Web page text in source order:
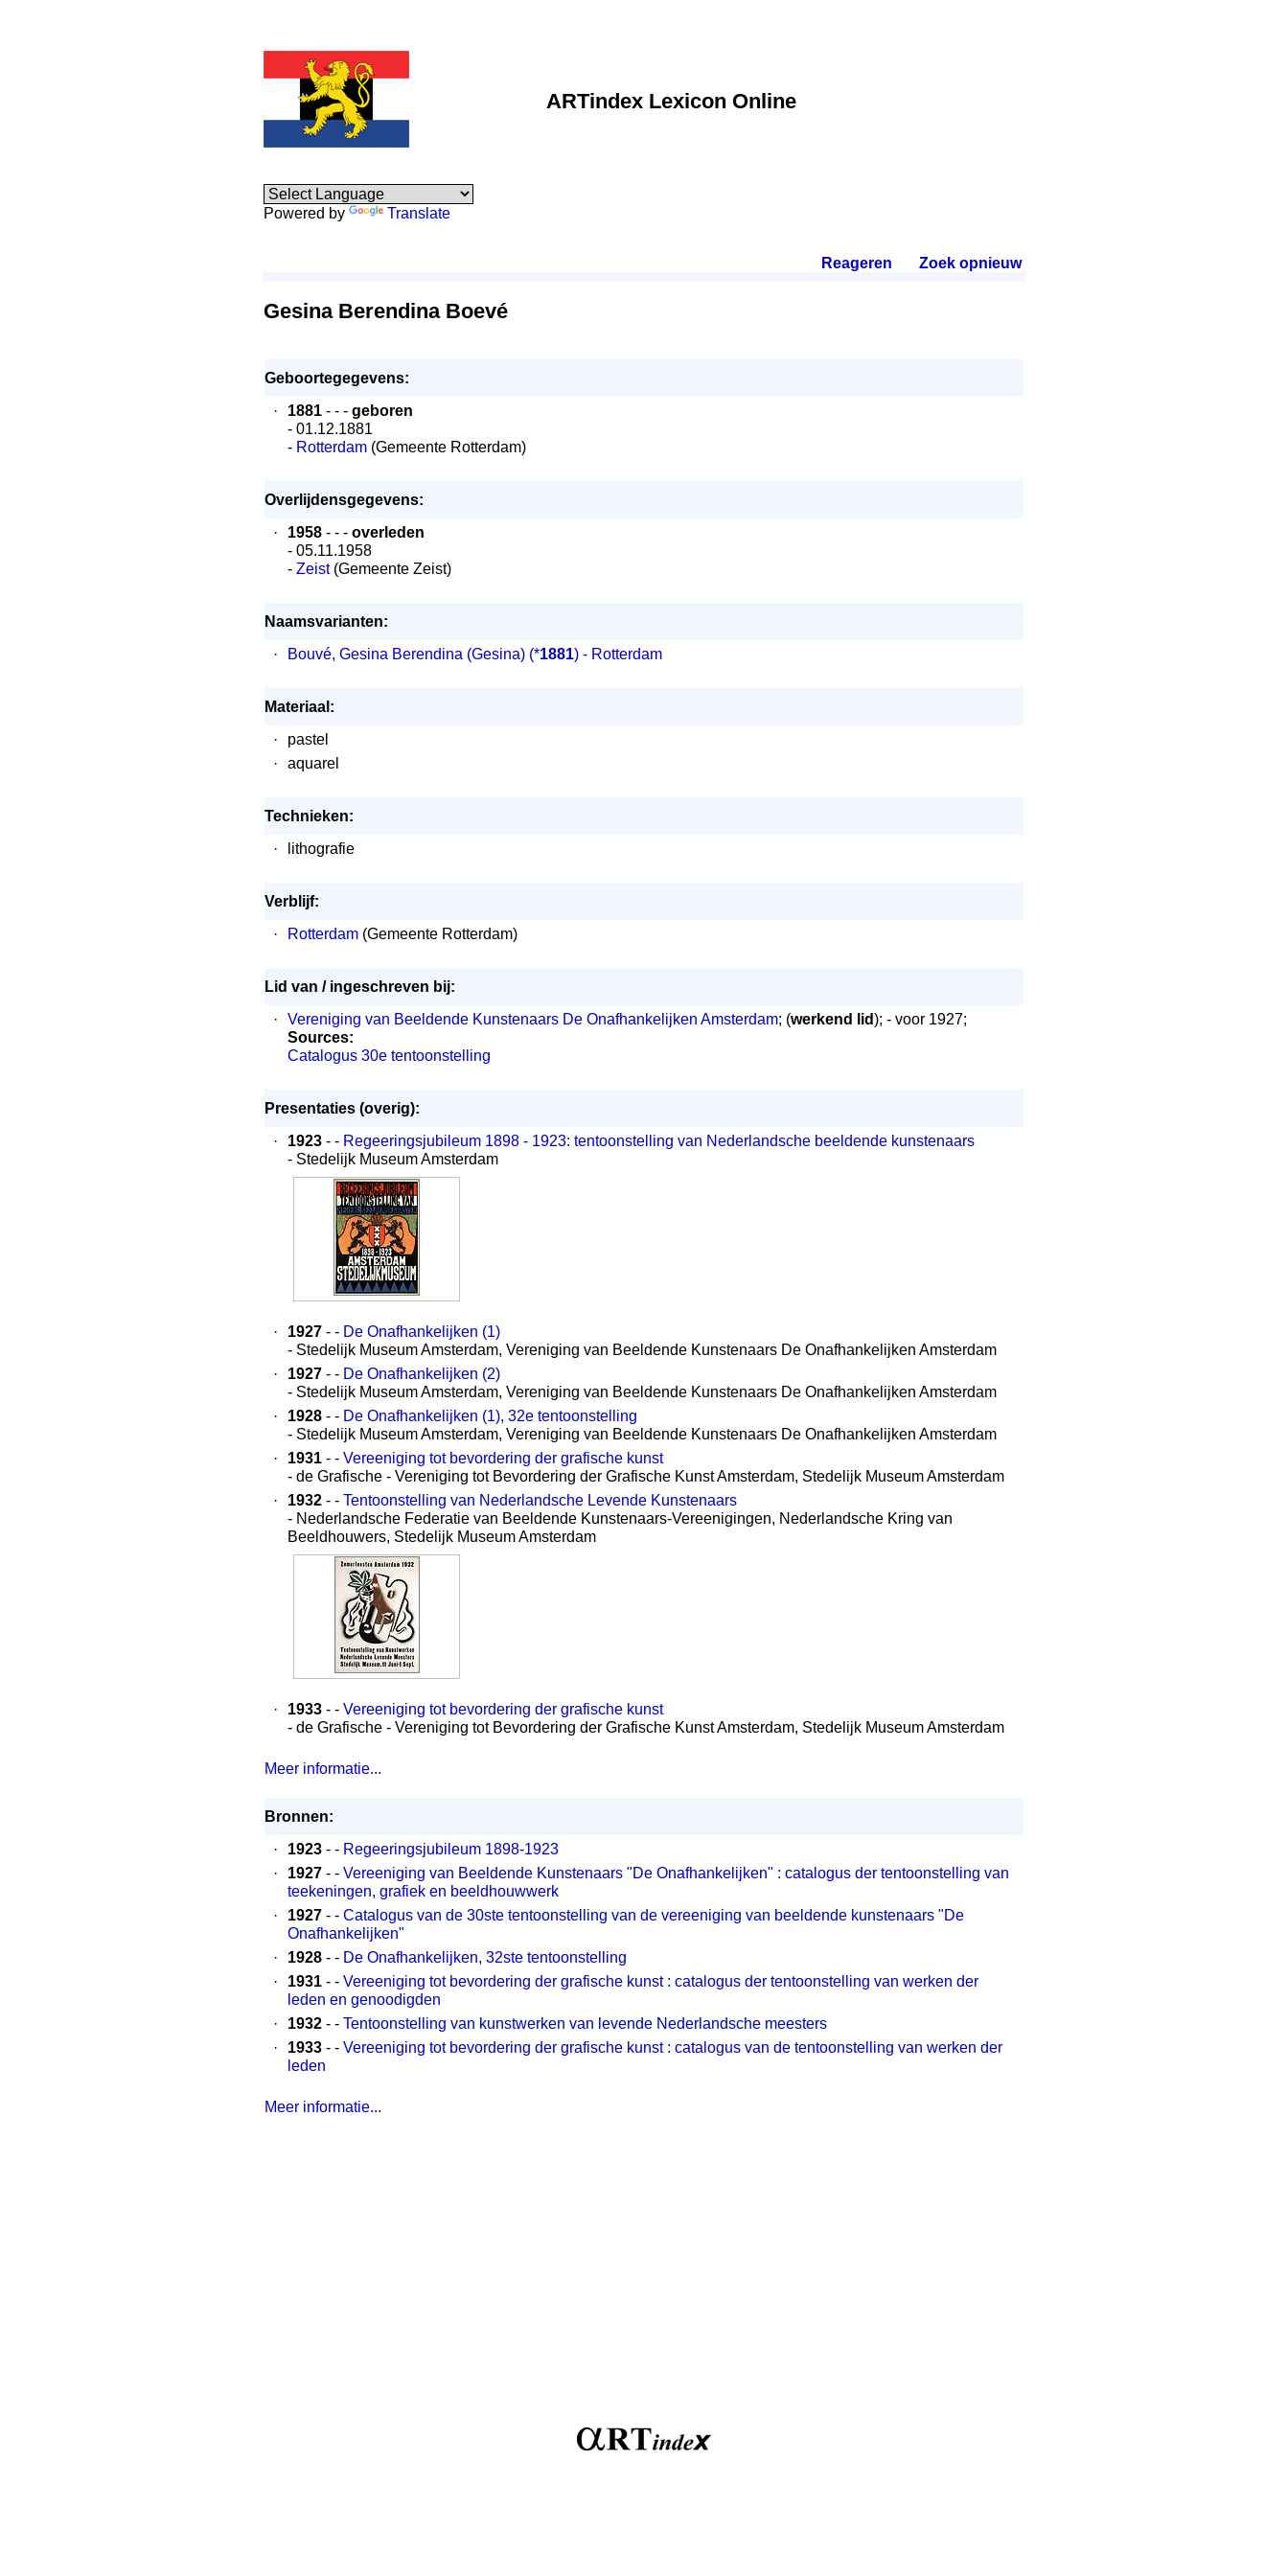
ARTindex Lexicon Online
Powered by Translate
Reageren Zoek opnieuw.
Gesina Berendina Boevé
Geboortegegevens:
·
1881 - - - geboren
- 01.12.1881
- Rotterdam (Gemeente Rotterdam)
Overlijdensgegevens:
·
1958 - - - overleden
- 05.11.1958
- Zeist(Gemeente Zeist)
Naamsvarianten:
·
Bouvé, Gesina Berendina (Gesina) (*1881) - Rotterdam
Materiaal:
·
pastel
·
aquarel
Technieken:
·
lithografie
Verblijf:
·
Rotterdam (Gemeente Rotterdam)
Lid van / ingeschreven bij:
·
Vereniging van Beeldende Kunstenaars De Onafhankelijken Amsterdam; (werkend lid); - voor 1927;
Sources:
Catalogus 30e tentoonstelling
Presentaties (overig):
·
1923 - - Regeeringsjubileum 1898 - 1923: tentoonstelling van Nederlandsche beeldende kunstenaars
- Stedelijk Museum Amsterdam
· 1927 - - De Onafhankelijken (1)
- Stedelijk Museum Amsterdam, Vereniging van Beeldende Kunstenaars De Onafhankelijken Amsterdam
·
1927 - - De Onafhankelijken (2)
- Stedelijk Museum Amsterdam, Vereniging van Beeldende Kunstenaars De Onafhankelijken Amsterdam
·
1928 - - De Onafhankelijken (1), 32e tentoonstelling
- Stedelijk Museum Amsterdam, Vereniging van Beeldende Kunstenaars De Onafhankelijken Amsterdam
·
1931 - - Vereeniging tot bevordering der grafische kunst
- de Grafische - Vereniging tot Bevordering der Grafische Kunst Amsterdam, Stedelijk Museum Amsterdam
·
1932 - - Tentoonstelling van Nederlandsche Levende Kunstenaars
- Nederlandsche Federatie van Beeldende Kunstenaars-Vereenigingen, Nederlandsche Kring van
Beeldhouwers, Stedelijk Museum Amsterdam
· 1933 - - Vereeniging tot bevordering der grafische kunst
- de Grafische - Vereniging tot Bevordering der Grafische Kunst Amsterdam, Stedelijk Museum Amsterdam
Meer informatie...
Bronnen:
·
1923 - - Regeeringsjubileum 1898-1923
·
1927 - - Vereeniging van Beeldende Kunstenaars "De Onafhankelijken" : catalogus der tentoonstelling van
teekeningen, grafiek en beeldhouwwerk
·
1927 - - Catalogus van de 30ste tentoonstelling van de vereeniging van beeldende kunstenaars "De
Onafhankelijken"
·
1928 - - De Onafhankelijken, 32ste tentoonstelling
·
1931 - - Vereeniging tot bevordering der grafische kunst : catalogus der tentoonstelling van werken der
leden en genoodigden
·
1932 - - Tentoonstelling van kunstwerken van levende Nederlandsche meesters
·
1933 - - Vereeniging tot bevordering der grafische kunst : catalogus van de tentoonstelling van werken der
leden
Meer informatie...